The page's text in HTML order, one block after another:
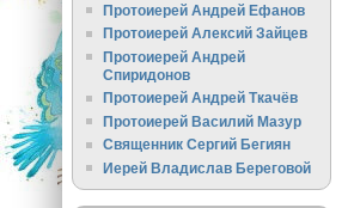
Протоиерей Андрей Ефанов
Протоиерей Алексий Зайцев
Протоиерей Андрей
Спиридонов
Протоиерей Андрей Ткачёв
Протоиерей Василий Мазур
Священник Сергий Бегиян
Иерей Владислав Береговой